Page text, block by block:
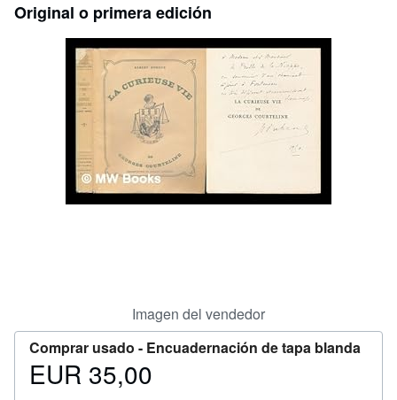
Vendedores
Comenzar a vender
CERRAR
Original o primera edición
Imagen del vendedor
Comprar usado - Encuadernación de tapa blanda
Precio
EUR 35,00